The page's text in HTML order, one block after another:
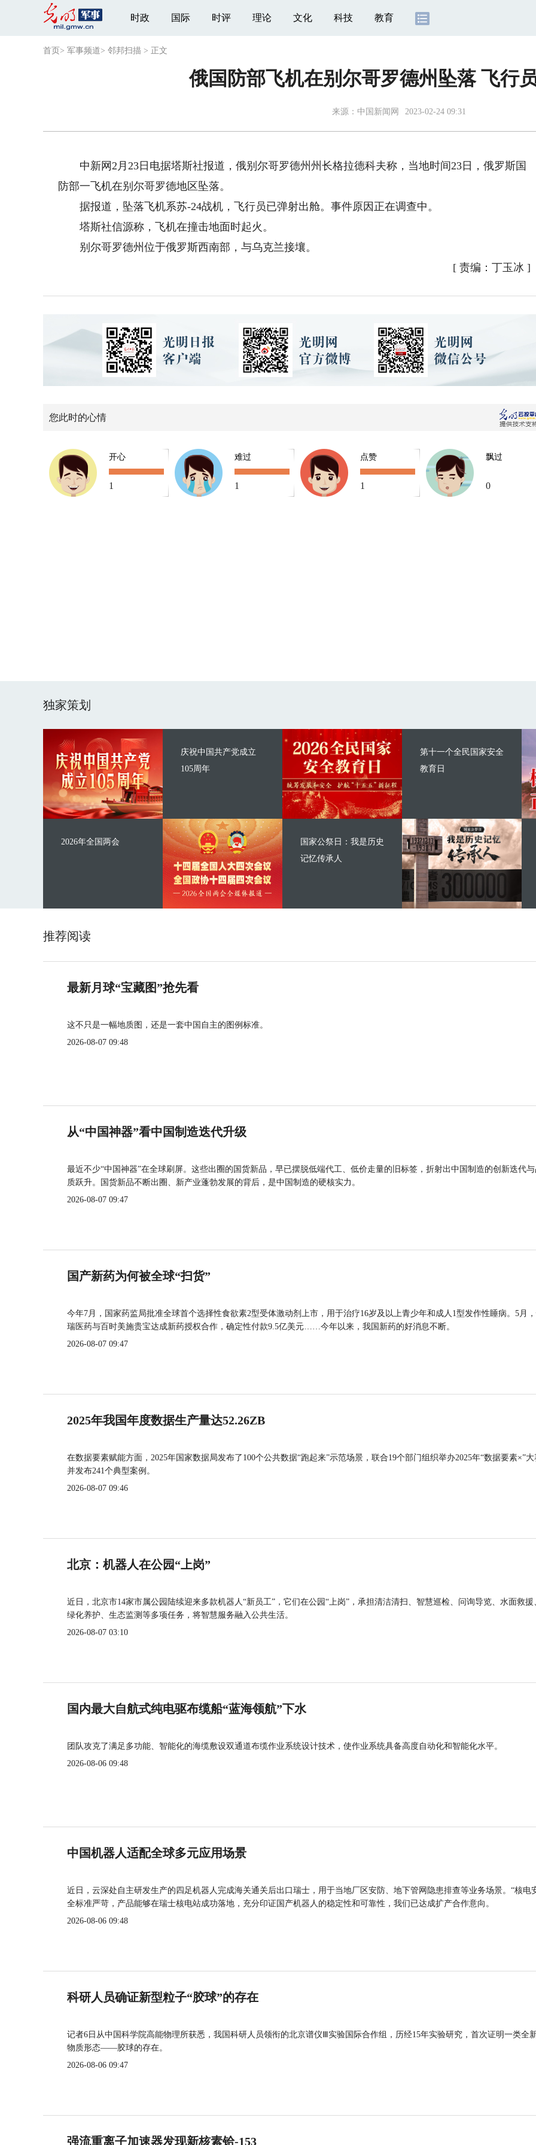
时政 国际 时评 理论 文化 科技 教育
首页 > 军事频道> 邻邦扫描 > 正文
俄国防部飞机在别尔哥罗德州坠落 飞行
来源： 中国新闻网 2023-02-24 09:31
中新网2月23日电据塔斯社报道，俄别尔哥罗德州州长格拉德科夫称，当地时间23日，俄罗斯国
防部一飞机在别尔哥罗德地区坠落。
据报道，坠落飞机系苏-24战机，飞行员已弹射出舱。事件原因正在调查中。
塔斯社信源称，飞机在撞击地面时起火。
别尔哥罗德州位于俄罗斯西南部，与乌克兰接壤。
[ 责编：丁玉冰 ]
您此时的心情
开心
1
难过
1
点赞
1
飘过
0
独家策划
庆祝中国共产党成立
105周年
2026年全国两会
第十一个全民国家安全
教育日
国家公祭日：我是历史
记忆传承人
推荐阅读
最新月球“宝藏图”抢先看
这不只是一幅地质图，还是一套中国自主的图例标准。
2026-08-07 09:48
从“中国神器”看中国制造迭代升级
最近不少“中国神器”在全球刷屏。这些出圈的国货新品，早已摆脱低端代工、低价走量的旧标签，折射出中国制造的创新迭代
质跃升。国货新品不断出圈、新产业蓬勃发展的背后，是中国制造的硬核实力。
2026-08-07 09:47
国产新药为何被全球“扫货”
今年7月，国家药监局批准全球首个选择性食欲素2型受体激动剂上市，用于治疗16岁及以上青少年和成人1型发作性睡病。5月
瑞医药与百时美施贵宝达成新药授权合作，确定性付款9.5亿美元……今年以来，我国新药的好消息不断。
2026-08-07 09:47
2025年我国年度数据生产量达52.26ZB
在数据要素赋能方面，2025年国家数据局发布了100个公共数据“跑起来”示范场景，联合19个部门组织举办2025年“数据要素×”大
并发布241个典型案例。
2026-08-07 09:46
北京：机器人在公园“上岗”
近日，北京市14家市属公园陆续迎来多款机器人“新员工”，它们在公园“上岗”，承担清洁清扫、智慧巡检、问询导览、水面救援
绿化养护、生态监测等多项任务，将智慧服务融入公共生活。
2026-08-07 03:10
国内最大自航式纯电驱布缆船“蓝海领航”下水
团队攻克了满足多功能、智能化的海缆敷设双通道布缆作业系统设计技术，使作业系统具备高度自动化和智能化水平。
2026-08-06 09:48
中国机器人适配全球多元应用场景
近日，云深处自主研发生产的四足机器人完成海关通关后出口瑞士，用于当地厂区安防、地下管网隐患排查等业务场景。“核电
全标准严苛，产品能够在瑞士核电站成功落地，充分印证国产机器人的稳定性和可靠性，我们已达成扩产合作意向。
2026-08-06 09:48
科研人员确证新型粒子“胶球”的存在
记者6日从中国科学院高能物理所获悉，我国科研人员领衔的北京谱仪Ⅲ实验国际合作组，历经15年实验研究，首次证明一类全
物质形态——胶球的存在。
2026-08-06 09:47
强流重离子加速器发现新核素铪-153